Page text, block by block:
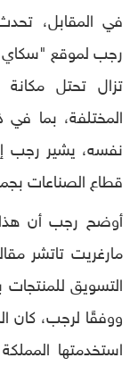
في المقابل،
رجب لموقع "سكاي
تزال تحتل مكانة
المختلفة، بما
نفسه، يشير رجب
قطاع الصناعات
أوضح رجب أن
مارغريت تاتشر
التسويق للمنتجات
ووفقًا لرجب، كان
استخدمتها